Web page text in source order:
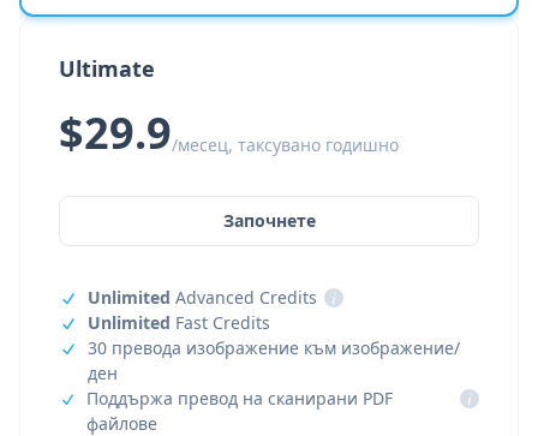
Ultimate
$29.9/месец, таксувано годишно
Започнете
Unlimited Advanced Credits
i
Unlimited Fast Credits
30 превода изображение към изображение/
ден
Поддържа превод на сканирани PDF
файлове
i